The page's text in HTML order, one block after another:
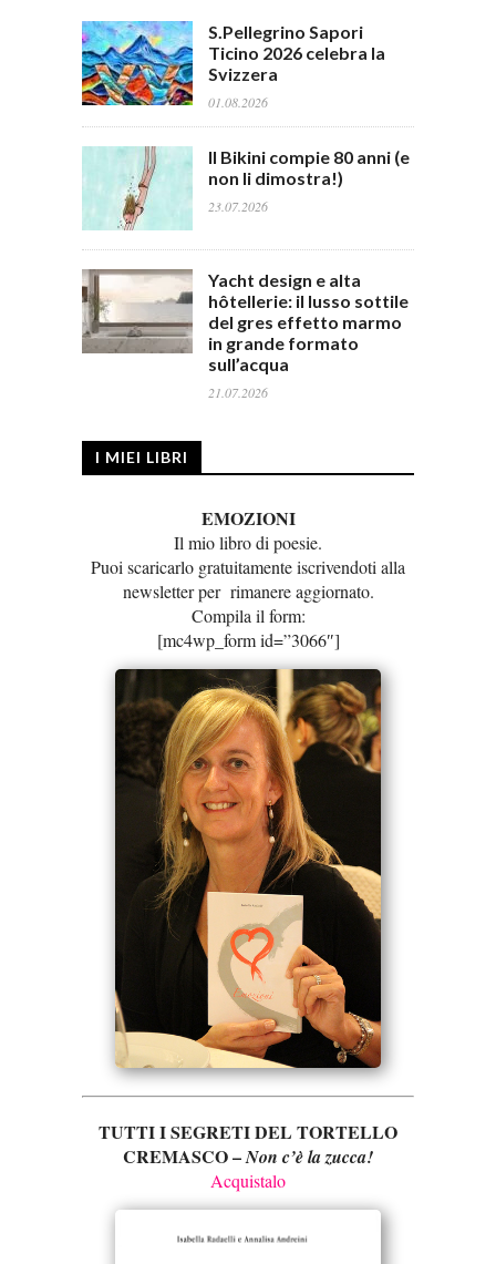
S.Pellegrino Sapori
Ticino 2026 celebra la
Svizzera
01.08.2026
Il Bikini compie 80 anni (e
non li dimostra!)
23.07.2026
Yacht design e alta
hôtellerie: il lusso sottile
del gres effetto marmo
in grande formato
sull’acqua
21.07.2026
I MIEI LIBRI
EMOZIONI
Il mio libro di poesie.
Puoi scaricarlo gratuitamente iscrivendoti alla
newsletter per rimanere aggiornato.
Compila il form:
[mc4wp_form id=”3066″]
TUTTI I SEGRETI DEL TORTELLO
CREMASCO –Non c’è la zucca!
Acquistalo